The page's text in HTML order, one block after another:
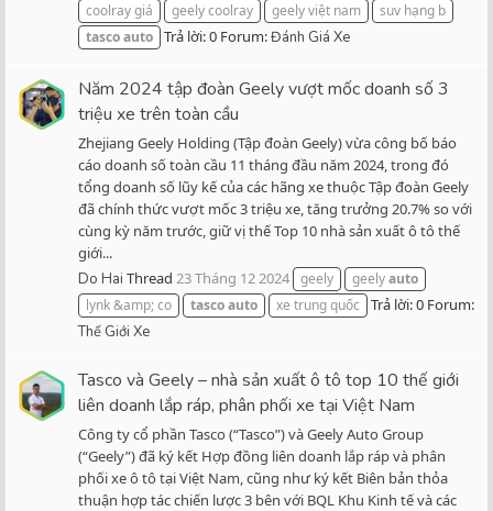
coolray giá
geely coolray geely việt nam
suv hạng b
tascoauto Trả lời: 0 Forum:Đánh Giá Xe
Năm 2024 tập đoàn Geely vượt mốc doanh số 3
triệu xe trên toàn cầu
Zhejiang Geely Holding (Tập đoàn Geely) vừa công bố báo
cáo doanh số toàn cầu 11 tháng đầu năm 2024, trong đó
tổng doanh số lũy kế của các hãng xe thuộc Tập đoàn Geely
đã chính thức vượt mốc 3 triệu xe, tăng trưởng 20.7% so với
cùng kỳ năm trước, giữ vị thế Top 10 nhà sản xuất ô tô thế
giới...
Do Hai Thread 23 Tháng 12 2024 geely geelyauto
lynk &amp; co
tascoauto xe trung quốc Trả lời: 0 Forum:
Thế Giới Xe
Tasco và Geely – nhà sản xuất ô tô top 10 thế giới
liên doanh lắp ráp, phân phối xe tại Việt Nam
Công ty cổ phần Tasco (“Tasco”) và Geely Auto Group
(“Geely”) đã ký kết Hợp đồng liên doanh lắp ráp và phân
phối xe ô tô tại Việt Nam, cũng như ký kết Biên bản thỏa
thuận hợp tác chiến lược 3 bên với BQL Khu Kinh tế và các